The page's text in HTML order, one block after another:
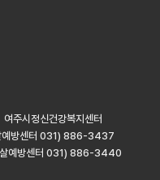
여주시정신건강복지센터
방센터 031) 886-3437
예방센터 031) 886-3440